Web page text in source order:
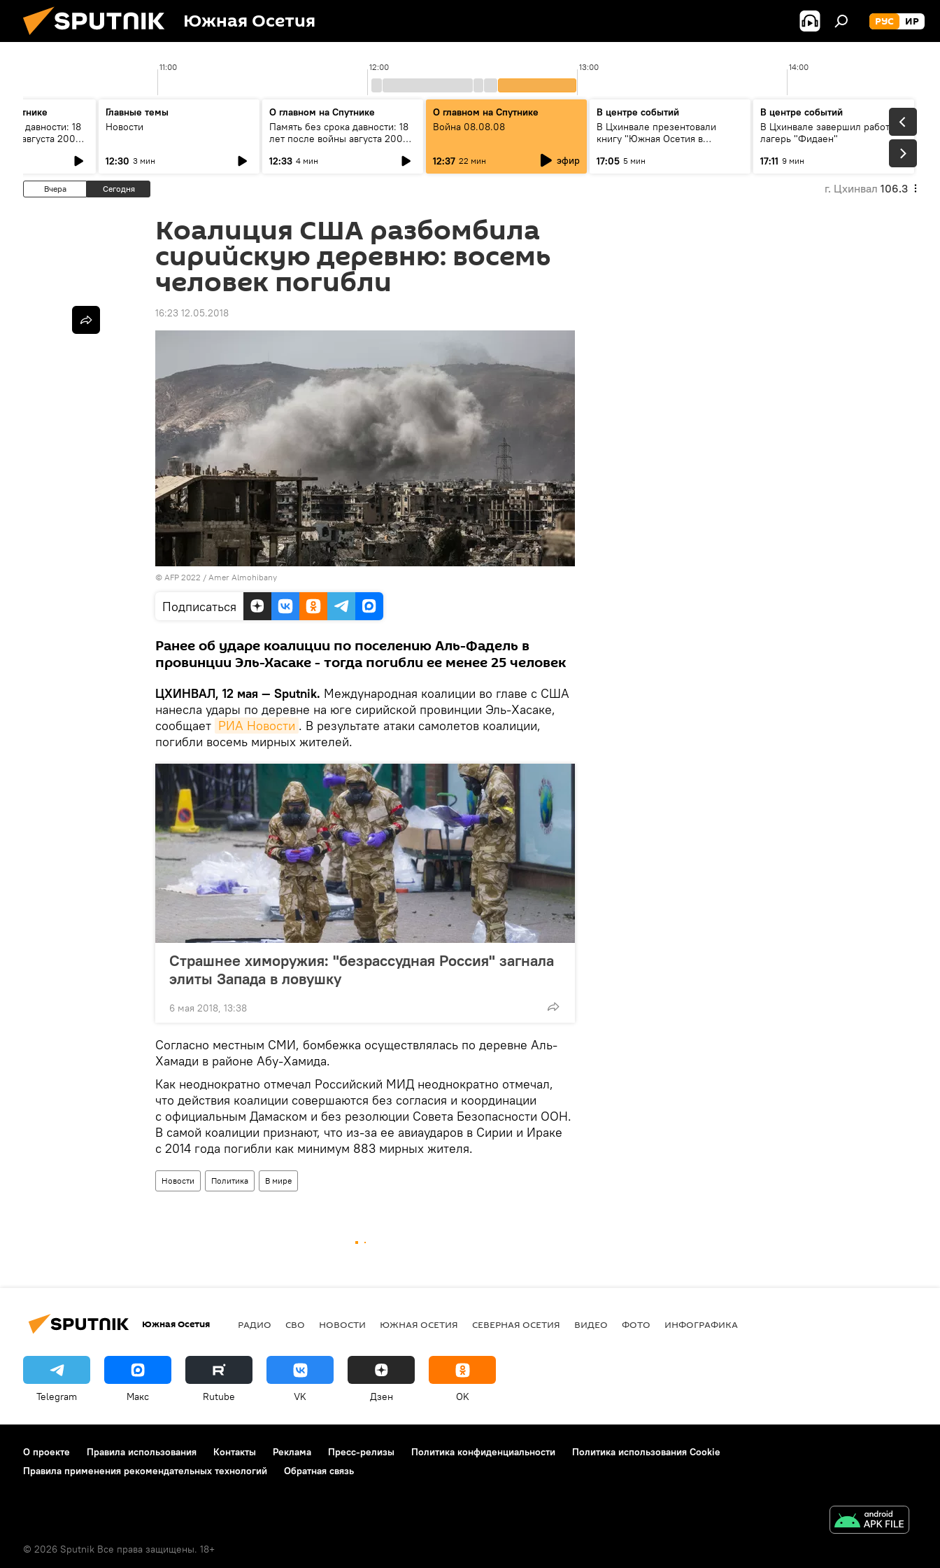
Южная Осетия РУС ИР
11:00 12:00 13:00 14:00
Спутнике
давности: 18
августа 2008
Главные темы
Новости
12:30 3 мин
О главном на Спутнике
Память без срока давности: 18
лет после войны августа 2008
12:33 4 мин
О главном на Спутнике
Война 08.08.08
12:37 22 мин эфир
В центре событий
В Цхинвале презентовали
книгу "Южная Осетия в
17:05 5 мин
В центре событий
В Цхинвале завершил работу
лагерь "Фидаен"
17:11 9 мин
Вчера Сегодня г. Цхинвал 106.3
Коалиция США разбомбила
сирийскую деревню: восемь
человек погибли
16:23 12.05.2018
© AFP 2022 / Amer Almohibany
Подписаться
Ранее об ударе коалиции по поселению Аль-Фадель в
провинции Эль-Хасаке - тогда погибли ее менее 25 человек
ЦХИНВАЛ, 12 мая — Sputnik. Международная коалиции во главе с США
нанесла удары по деревне на юге сирийской провинции Эль-Хасаке,
сообщает РИА Новости . В результате атаки самолетов коалиции,
погибли восемь мирных жителей.
Страшнее химоружия: "безрассудная Россия" загнала
элиты Запада в ловушку
6 мая 2018, 13:38
Согласно местным СМИ, бомбежка осуществлялась по деревне Аль-
Хамади в районе Абу-Хамида.
Как неоднократно отмечал Российский МИД неоднократно отмечал,
что действия коалиции совершаются без согласия и координации
с официальным Дамаском и без резолюции Совета Безопасности ООН.
В самой коалиции признают, что из-за ее авиаударов в Сирии и Ираке
с 2014 года погибли как минимум 883 мирных жителя.
Новости Политика В мире
Южная Осетия РАДИО СВО НОВОСТИ ЮЖНАЯ ОСЕТИЯ СЕВЕРНАЯ ОСЕТИЯ ВИДЕО ФОТО ИНФОГРАФИКА
Telegram Макс Rutube VK Дзен OK
О проекте Правила использования Контакты Реклама Пресс-релизы Политика конфиденциальности
Политика использования Cookie
Правила применения рекомендательных технологий
Обратная связь
© 2026 Sputnik Все права защищены. 18+